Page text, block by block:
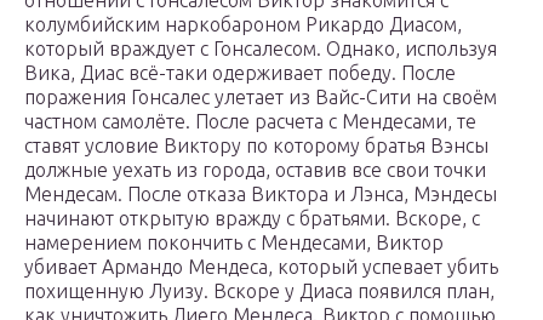
колумбийским наркобароном Рикардо Диасом,
который враждует с Гонсалесом. Однако, используя
Вика, Диас всё-таки одерживает победу. После
поражения Гонсалес улетает из Вайс-Сити на своём
частном самолёте. После расчета с Мендесами, те
ставят условие Виктору по которому братья Вэнсы
должные уехать из города, оставив все свои точки
Мендесам. После отказа Виктора и Лэнса, Мэндесы
начинают открытую вражду с братьями. Вскоре, с
намерением покончить с Мендесами, Виктор
убивает Армандо Мендеса, который успевает убить
похищенную Луизу. Вскоре у Диаса появился план,
как уничтожить Диего Мендеса. Виктор с помощью